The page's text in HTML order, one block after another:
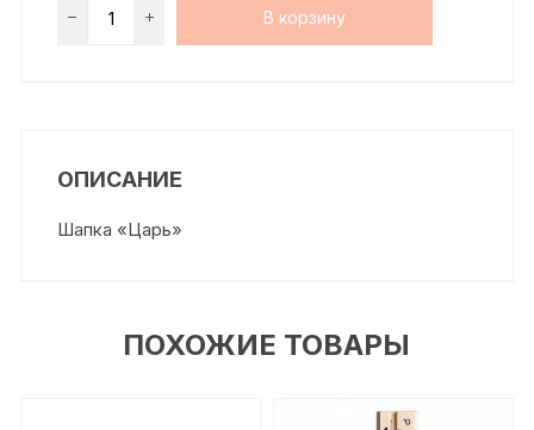
В корзину
ОПИСАНИЕ
Шапка «Царь»
ПОХОЖИЕ ТОВАРЫ